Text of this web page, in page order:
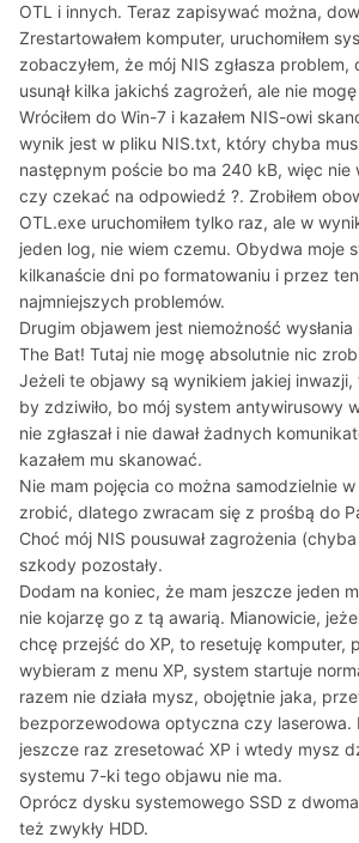
OTL i innych. Teraz zapisywać można,
Zrestartowałem komputer, uruchomiłem
zobaczyłem, że mój NIS zgłasza problem,
usunął kilka jakichś zagrożeń, ale nie
Wróciłem do Win-7 i kazałem NIS-owi
wynik jest w pliku NIS.txt, który chyba
następnym poście bo ma 240 kB, więc nie
czy czekać na odpowiedź ?. Zrobiłem
OTL.exe uruchomiłem tylko raz, ale w
jeden log, nie wiem czemu. Obydwa moje
kilkanaście dni po formatowaniu i przez ten
najmniejszych problemów.
Drugim objawem jest niemożność
The Bat! Tutaj nie mogę absolutnie nic
Jeżeli te objawy są wynikiem jakiej
by zdziwiło, bo mój system antywirusowy
nie zgłaszał i nie dawał żadnych
kazałem mu skanować.
Nie mam pojęcia co można samodzielnie
zrobić, dlatego zwracam się z prośbą do
Choć mój NIS pousuwał zagrożenia
szkody pozostały.
Dodam na koniec, że mam jeszcze jeden
nie kojarzę go z tą awarią. Mianowicie,
chcę przejść do XP, to resetuję komputer,
wybieram z menu XP, system startuje
razem nie działa mysz, obojętnie jaka,
bezporzewodowa optyczna czy laserowa.
jeszcze raz zresetować XP i wtedy mysz
systemu 7-ki tego objawu nie ma.
Oprócz dysku systemowego SSD z
też zwykły HDD.